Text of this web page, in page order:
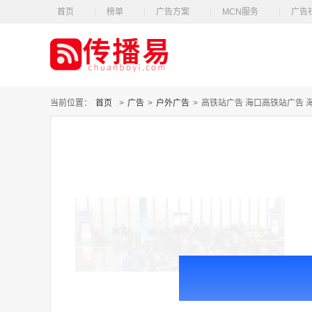
首页 榜单 广告方案 MCN服务 广告
当前位置： 首页 > 广告 > 户外广告 > 高铁站广告 海口高铁站广告